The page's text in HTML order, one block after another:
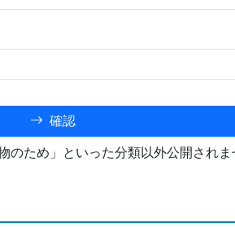
確認
のため」といった分類以外公開され